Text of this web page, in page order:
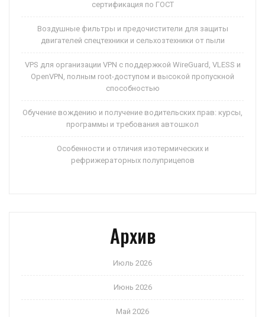
сертификация по ГОСТ
Воздушные фильтры и предочистители для защиты
двигателей спецтехники и сельхозтехники от пыли
VPS для организации VPN с поддержкой WireGuard, VLESS и
OpenVPN, полным root-доступом и высокой пропускной
способностью
Обучение вождению и получение водительских прав: курсы,
программы и требования автошкол
Особенности и отличия изотермических и
рефрижераторных полуприцепов
Архив
Июль 2026
Июнь 2026
Май 2026